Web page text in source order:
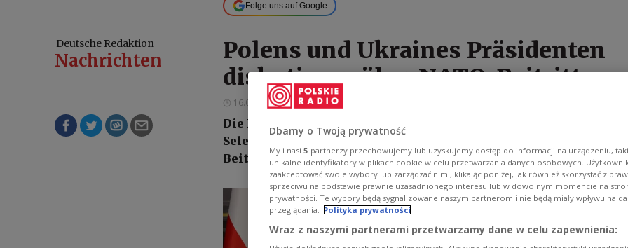
Folge uns auf Google
Deutsche Redaktion
Nachrichten
Polens und Ukraines Präsidenten
diskutieren über NATO-Beitritt
16.01.2025 09:12
Die Präsidenten Polens und der Ukraine, Andrzej Duda und
Selenskyj, haben am Mittwoch über die EU- und NATO-
Beitrittsbestrebungen der Ukraine gesprochen.
Dbamy o Twoją prywatność
My i nasi 5 partnerzy przechowujemy lub uzyskujemy dostęp do informacji na urządzeniu,
unikalne identyfikatory w plikach cookie w celu przetwarzania danych osobowych.
zaakceptować swoje wybory lub zarządzać nimi, klikając poniżej, jak również skorzystać z
sprzeciwu na podstawie prawnie uzasadnionego interesu lub w dowolnym momencie na
prywatności. Te wybory będą sygnalizowane naszym partnerom i nie będą miały wpływu na
przeglądania.
Polityka prywatności
Wraz z naszymi partnerami przetwarzamy dane w celu zapewnienia: